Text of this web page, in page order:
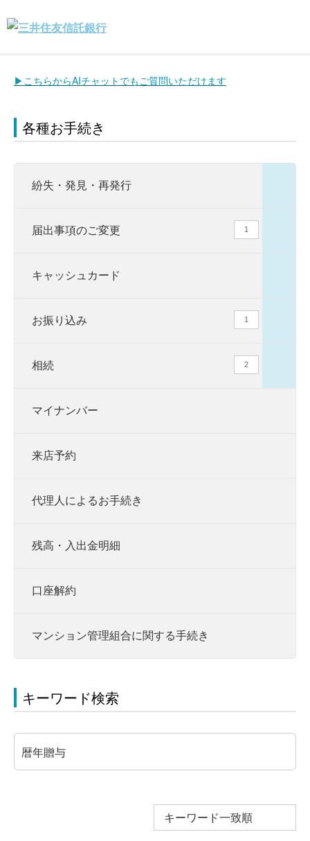
▶こちらからAIチャットでもご質問いただけます
各種お手続き
紛失・発見・再発行
届出事項のご変更 1
キャッシュカード
お振り込み 1
相続 2
マイナンバー
来店予約
代理人によるお手続き
残高・入出金明細
口座解約
マンション管理組合に関する手続き
キーワード検索
キーワード一致順